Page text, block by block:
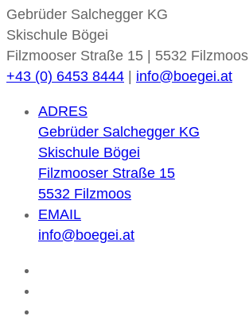
Gebrüder Salchegger KG
Skischule Bögei
Filzmooser Straße 15 | 5532 Filzmoos
+43 (0) 6453 8444
info@boegei.at
ADRES
Gebrüder Salchegger KG
Skischule Bögei
Filzmooser Straße 15
5532 Filzmoos
EMAIL
info@boegei.at